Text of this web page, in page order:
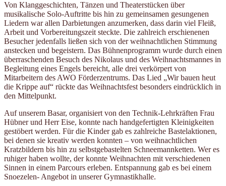
Von Klanggeschichten, Tänzen und Theaterstücken über
musikalische Solo-Auftritte bis hin zu gemeinsamen gesungenen
Liedern war allen Darbietungen anzumerken, dass darin viel Fleiß,
Arbeit und Vorbereitungszeit steckte. Die zahlreich erschienenen
Besucher jedenfalls ließen sich von der weihnachtlichen Stimmung
anstecken und begeistern. Das Bühnenprogramm wurde durch einen
überraschenden Besuch des Nikolaus und des Weihnachtsmannes in
Begleitung eines Engels bereicht, alle drei verkörpert von
Mitarbeitern des AWO Förderzentrums. Das Lied „Wir bauen heut
die Krippe auf“ rückte das Weihnachtsfest besonders eindrücklich in
den Mittelpunkt.
Auf unserem Basar, organisiert von den Technik-Lehrkräften Frau
Hübner und Herr Eise, konnte nach handgefertigten Kleinigkeiten
gestöbert werden. Für die Kinder gab es zahlreiche Bastelaktionen,
bei denen sie kreativ werden konnten – von weihnachtlichen
Kratzbildern bis hin zu selbstgebastelten Schneemannketten. Wer es
ruhiger haben wollte, der konnte Weihnachten mit verschiedenen
Sinnen in einem Parcours erleben. Entspannung gab es bei einem
Snoezelen- Angebot in unserer Gymnastikhalle.